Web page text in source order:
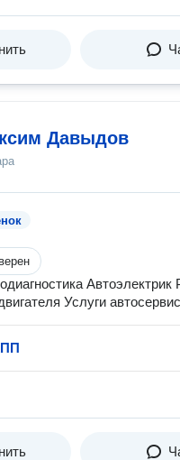
Давыдов
Автоэлектрик
Услуги